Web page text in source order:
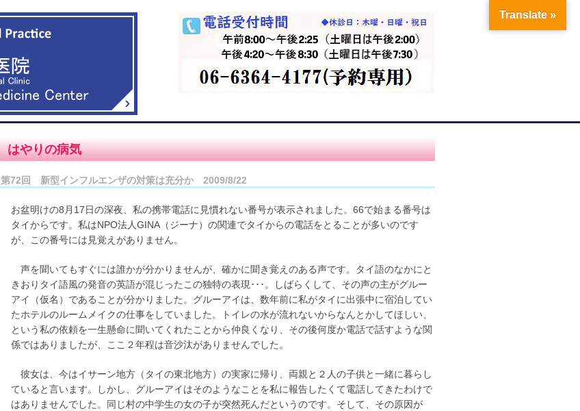
はやりの病気
第72回 新型インフルエンザの対策は充分か 2009/8/22
お盆明けの8月17日の深夜、私の携帯電話に見慣れない番号が表示されました。66で始まる番号は
タイからです。私はNPO法人GINA（ジーナ）の関連でタイからの電話をとることが多いのです
が、この番号には見覚えがありません。
声を聞いてもすぐには誰かが分かりませんが、確かに聞き覚えのある声です。タイ語のなかにと
きおりタイ語風の発音の英語が混じったこの独特の表現･･･。しばらくして、その声の主がグルー
アイ（仮名）であることが分かりました。グルーアイは、数年前に私がタイに出張中に宿泊してい
たホテルのルームメイクの仕事をしていました。トイレの水が流れないからなんとかしてほしい、
という私の依頼を一生懸命に聞いてくれたことから仲良くなり、その後何度か電話で話すような関
係ではありましたが、ここ２年程は音沙汰がありませんでした。
彼女は、今はイサーン地方（タイの東北地方）の実家に帰り、両親と２人の子供と一緒に暮らし
ていると言います。しかし、グルーアイはそのようなことを私に報告したくて電話してきたわけで
はありませんでした。同じ村の中学生の女の子が突然死んだというのです。そして、その原因が
Translate »